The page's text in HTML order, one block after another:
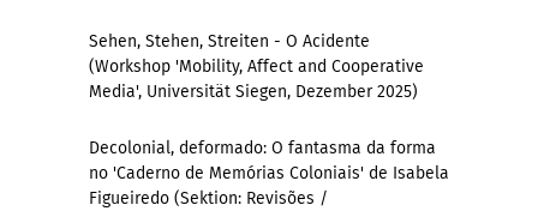
Sehen, Stehen, Streiten - O Acidente
(Workshop 'Mobility, Affect and Cooperative
Media', Universität Siegen, Dezember 2025)
Decolonial, deformado: O fantasma da forma
no 'Caderno de Memórias Coloniais' de Isabela
Figueiredo (Sektion: Revisões /